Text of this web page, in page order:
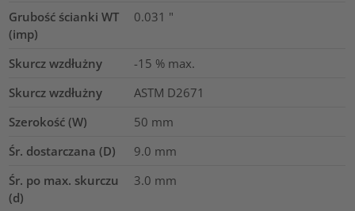
Grubość ścianki WT
(imp)
0.031 "
Skurcz wzdłużny
-15 % max.
Skurcz wzdłużny
ASTM D2671
Szerokość (W)
50 mm
Śr. dostarczana (D)
9.0 mm
Śr. po max. skurczu
(d)
3.0 mm